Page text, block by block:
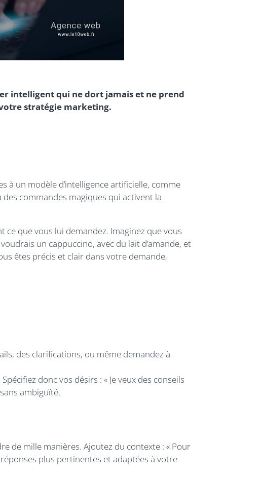
intelligent qui ne dort jamais et ne prend
stratégie marketing.
à un modèle d’intelligence artificielle, comme
commandes magiques qui activent la
ce que vous lui demandez. Imaginez que vous
un cappuccino, avec du lait d’amande, et
êtes précis et clair dans votre demande,
des clarifications, ou même demandez à
donc vos désirs : « Je veux des conseils
ambiguïté.
de mille manières. Ajoutez du contexte : « Pour
plus pertinentes et adaptées à votre